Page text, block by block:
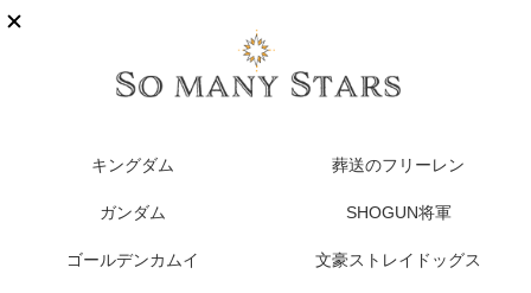
キングダム 葬送のフリーレン
ガンダム SHOGUN将軍
ゴールデンカムイ 文豪ストレイドッグス